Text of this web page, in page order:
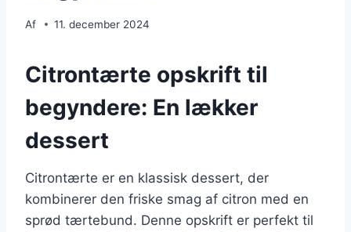
Af 11. december 2024
Citrontærte opskrift til
begyndere: En lækker
dessert
Citrontærte er en klassisk dessert, der
kombinerer den friske smag af citron med en
sprød tærtebund. Denne opskrift er perfekt til